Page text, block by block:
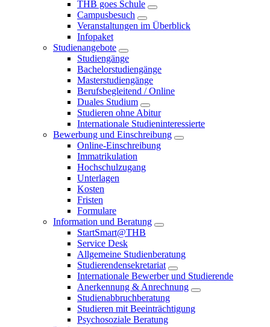
THB goes Schule
Campusbesuch
Veranstaltungen im Überblick
Infopaket
Studienangebote
Studiengänge
Bachelorstudiengänge
Masterstudiengänge
Berufsbegleitend / Online
Duales Studium
Studieren ohne Abitur
Internationale Studieninteressierte
Bewerbung und Einschreibung
Online-Einschreibung
Immatrikulation
Hochschulzugang
Unterlagen
Kosten
Fristen
Formulare
Information und Beratung
StartSmart@THB
Service Desk
Allgemeine Studienberatung
Studierendensekretariat
Internationale Bewerber und Studierende
Anerkennung & Anrechnung
Studienabbruchberatung
Studieren mit Beeinträchtigung
Psychosoziale Beratung